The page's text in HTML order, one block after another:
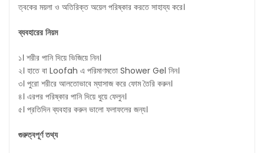
ত্বকের ময়লা ও অতিরিক্ত অয়েল পরিষ্কার করতে সাহায্য করে।
ব্যবহারের নিয়ম
১। শরীর পানি দিয়ে ভিজিয়ে নিন।
২। হাতে বা Loofah এ পরিমাণমতো Shower Gel নিন।
৩। পুরো শরীরে আলতোভাবে ম্যাসাজ করে ফোম তৈরি করুন।
৪। এরপর পরিষ্কার পানি দিয়ে ধুয়ে ফেলুন।
৫। প্রতিদিন ব্যবহার করুন ভালো ফলাফলের জন্য।
গুরুত্বপূর্ণ তথ্য